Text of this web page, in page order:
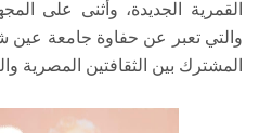
القمرية الجديدة، وأثنى على
والتي تعبر عن حفاوة جامعة عين
المشترك بين الثقافتين المصرية